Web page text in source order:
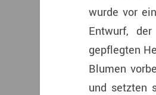
wurde vor
Entwurf,
gepflegten
Blumen
und setzten